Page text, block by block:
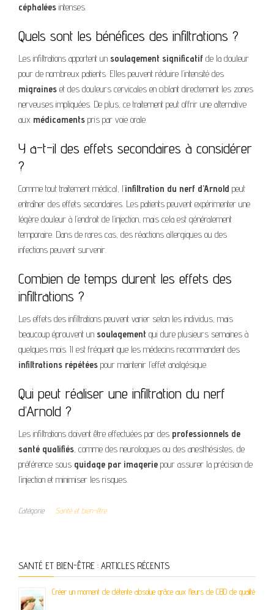
céphalées intenses.
Quels sont les bénéfices des infiltrations ?
Les infiltrations apportent un soulagement significatif de la douleur
pour de nombreux patients. Elles peuvent réduire l’intensité des
migraines et des douleurs cervicales en ciblant directement les zones
nerveuses impliquées. De plus, ce traitement peut offrir une alternative
aux médicaments pris par voie orale.
Y a-t-il des effets secondaires à considérer
?
Comme tout traitement médical, l’infiltration du nerf d’Arnold peut
entraîner des effets secondaires. Les patients peuvent expérimenter une
légère douleur à l’endroit de l’injection, mais cela est généralement
temporaire. Dans de rares cas, des réactions allergiques ou des
infections peuvent survenir.
Combien de temps durent les effets des
infiltrations ?
Les effets des infiltrations peuvent varier selon les individus, mais
beaucoup éprouvent un soulagement qui dure plusieurs semaines à
quelques mois. Il est fréquent que les médecins recommandent des
infiltrations répétées pour maintenir l’effet analgésique.
Qui peut réaliser une infiltration du nerf
d’Arnold ?
Les infiltrations doivent être effectuées par des professionnels de
santé qualifiés, comme des neurologues ou des anesthésistes, de
préférence sous guidage par imagerie pour assurer la précision de
l’injection et minimiser les risques.
Catégorie Santé et bien-être
SANTÉ ET BIEN-ÊTRE : ARTICLES RÉCENTS
Créer un moment de détente absolue grâce aux fleurs de CBD de qualité